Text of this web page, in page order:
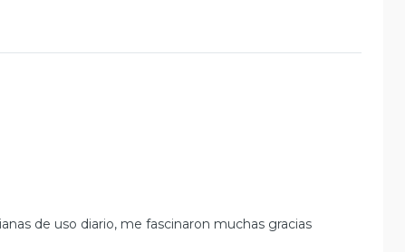
de uso diario, me fascinaron muchas gracias